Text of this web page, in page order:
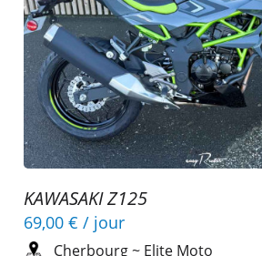
KAWASAKI Z125
69,00 € / jour
Cherbourg~ Elite Moto